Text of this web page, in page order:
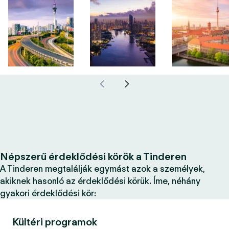
Népszerű érdeklődési körök a Tinderen
A Tinderen megtalálják egymást azok a személyek,
akiknek hasonló az érdeklődési körük. Íme, néhány
gyakori érdeklődési kör:
Kültéri programok